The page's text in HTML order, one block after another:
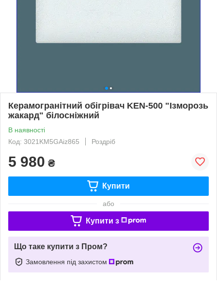
Керамогранітний обігрівач KEN-500 "Ізморозь
жакард" білосніжний
В наявності
Код: 3021KM5GAiz865
Роздріб
5 980 ₴
Купити
або
Купити з
Що таке купити з Пром?
Замовлення під захистом